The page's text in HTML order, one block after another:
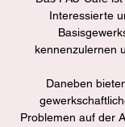
Interessierte
kennenzulernen
Daneben
Problemen auf der